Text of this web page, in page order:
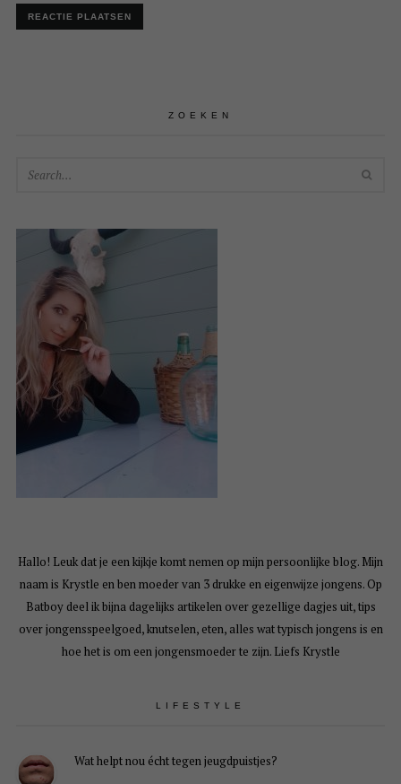
ZOEKEN
Hallo! Leuk dat je een kijkje komt nemen op mijn persoonlijke blog. Mijn
naam is Krystle en ben moeder van 3 drukke en eigenwijze jongens. Op
Batboy deel ik bijna dagelijks artikelen over gezellige dagjes uit, tips
over jongensspeelgoed, knutselen, eten, alles wat typisch jongens is en
hoe het is om een jongensmoeder te zijn. Liefs Krystle
LIFESTYLE
Wat helpt nou écht tegen jeugdpuistjes?